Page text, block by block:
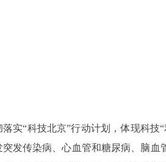
参与调查
“科技北京”行动计划，体现科技“
突发传染病、心血管和糖尿病、脑